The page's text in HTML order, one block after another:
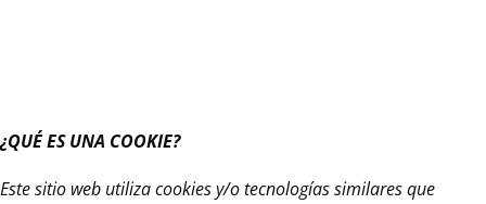
¿QUÉ ES UNA COOKIE?
Este sitio web utiliza cookies y/o tecnologías similares que